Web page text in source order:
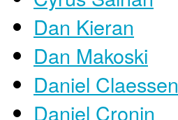
Dan Kieran
Dan Makoski
Daniel Claessen
Daniel Cronin